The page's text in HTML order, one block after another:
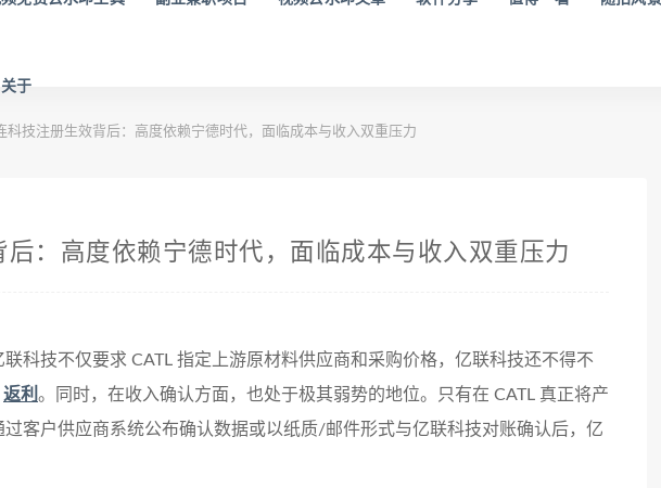
关于
科技注册生效背后：高度依赖宁德时代，面临成本与收入双重压力
：高度依赖宁德时代，面临成本与收入双重压力
联科技不仅要求 CATL 指定上游原材料供应商和采购价格，亿联科技还不得不
返利 。同时，在收入确认方面，也处于极其弱势的地位。只有在 CATL 真正将产
客户供应商系统公布确认数据或以纸质/邮件形式与亿联科技对账确认后，亿